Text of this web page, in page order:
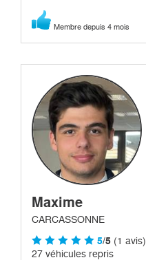
Membre depuis 4 mois
Maxime
CARCASSONNE
5/5 (1 avis)
27 véhicules repris